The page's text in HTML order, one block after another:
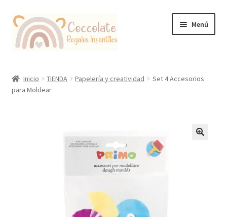
Ir
la
Ir
contenido
Menú
Coccolate Puericultura y Juguetería Educativa
Inicio TIENDA Papelería y creatividad
Set 4 Accesorios
para Moldear